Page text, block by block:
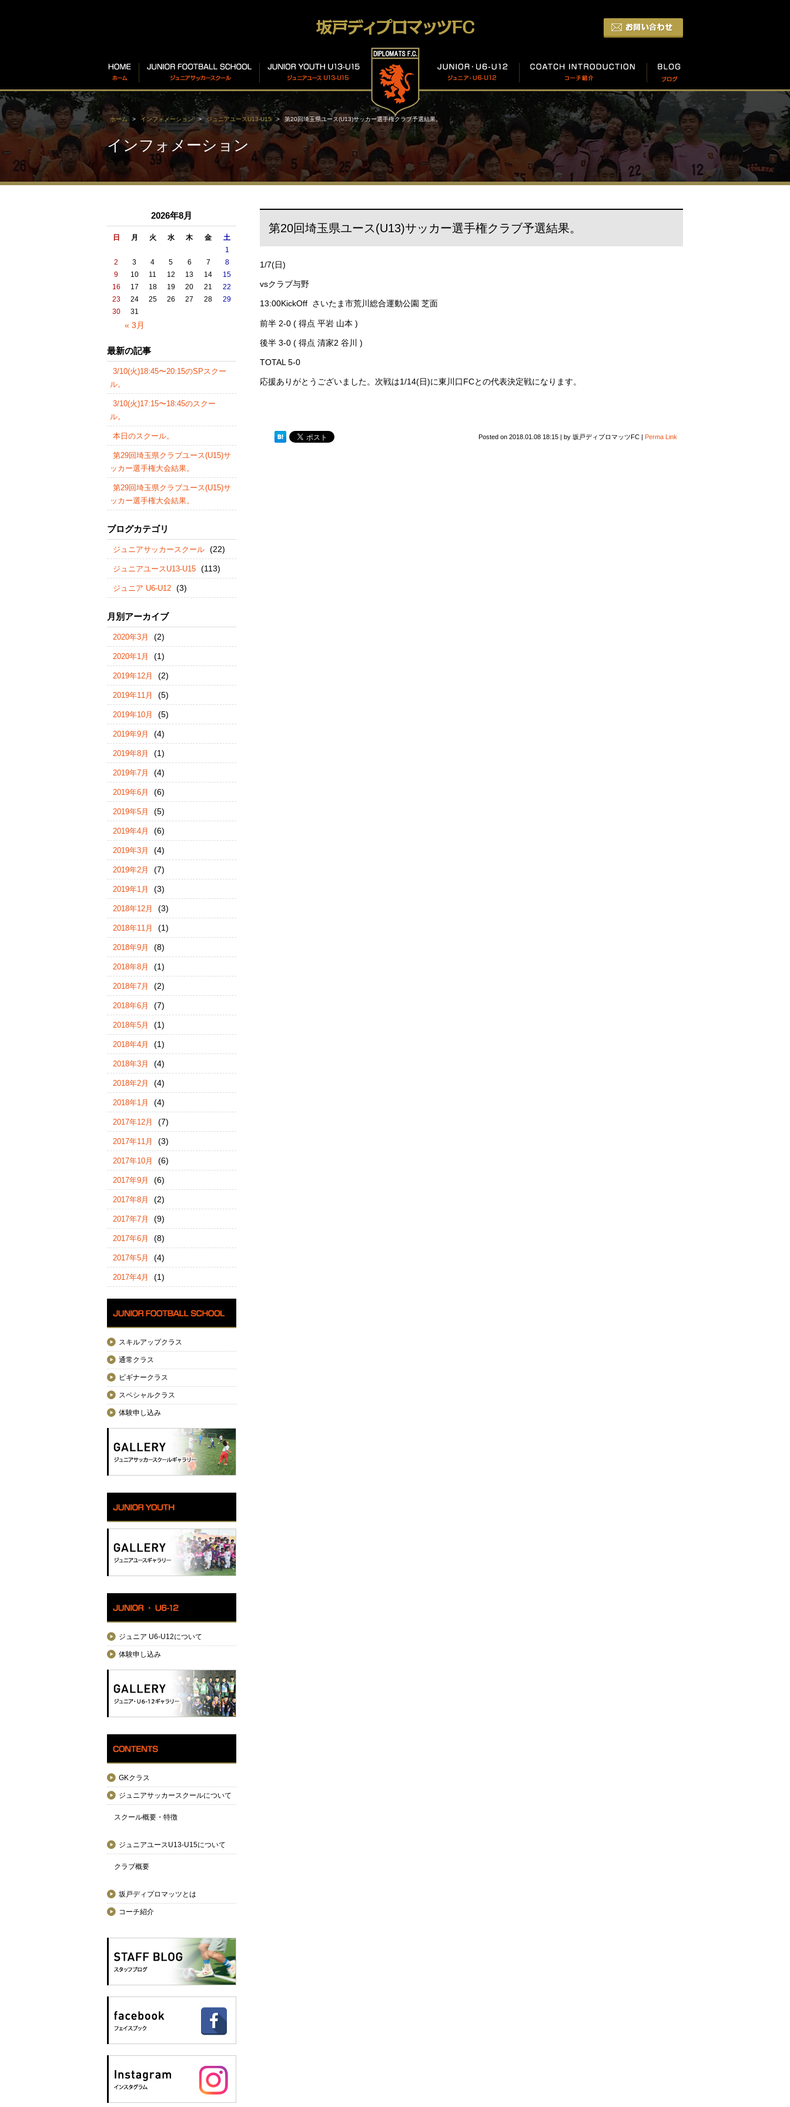
ホーム インフォメーション ジュニアユースU13-U15 第20回埼玉県ユース(U13)サッカー選手権クラブ予選結果。
インフォメーション
第20回埼玉県ユース(U13)サッカー選手権クラブ予選結果。
1/7(日)
vsクラブ与野
13:00KickOff さいたま市荒川総合運動公園 芝面
前半 2-0 ( 得点 平岩 山本 )
後半 3-0 ( 得点 清家2 谷川 )
TOTAL 5-0
応援ありがとうございました。次戦は1/14(日)に東川口FCとの代表決定戦になります。
Posted on 2018.01.08 18:15 by 坂戸ディプロマッツFC Perma Link
2026年8月
日 月 火 水 木 金 土
« 3月
1
2
3 4 5 6 7
8
9
10 11 12 13 14
15
16
17 18 19 20 21
22
23
24 25 26 27 28
29
30
31
最新の記事
3/10(火)18:45〜20:15のSPスクー
ル。
3/10(火)17:15〜18:45のスクー
ル。
本日のスクール。
第29回埼玉県クラブユース(U15)サ
ッカー選手権大会結果。
第29回埼玉県クラブユース(U15)サ
ッカー選手権大会結果。
ブログカテゴリ
ジュニアサッカースクール (22)
ジュニアユースU13-U15 (113)
ジュニア U6-U12 (3)
月別アーカイブ
2020年3月 (2)
2020年1月 (1)
2019年12月 (2)
2019年11月 (5)
2019年10月 (5)
2019年9月 (4)
2019年8月 (1)
2019年7月 (4)
2019年6月 (6)
2019年5月 (5)
2019年4月 (6)
2019年3月 (4)
2019年2月 (7)
2019年1月 (3)
2018年12月 (3)
2018年11月 (1)
2018年9月 (8)
2018年8月 (1)
2018年7月 (2)
2018年6月 (7)
2018年5月 (1)
2018年4月 (1)
2018年3月 (4)
2018年2月 (4)
2018年1月 (4)
2017年12月 (7)
2017年11月 (3)
2017年10月 (6)
2017年9月 (6)
2017年8月 (2)
2017年7月 (9)
2017年6月 (8)
2017年5月 (4)
2017年4月 (1)
スキルアップクラス
通常クラス
ビギナークラス
スペシャルクラス
体験申し込み
ジュニア U6-U12について
体験申し込み
GKクラス
ジュニアサッカースクールについて
スクール概要・特徴
ジュニアユースU13-U15について
クラブ概要
坂戸ディプロマッツとは
コーチ紹介